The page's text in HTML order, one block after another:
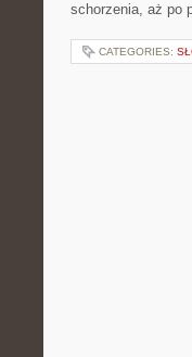
schorzenia, aż po
CATEGORIES: